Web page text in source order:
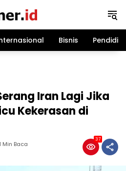
Bisnis
Iran Lagi Jika
Kekerasan di
1 Min Baca
37